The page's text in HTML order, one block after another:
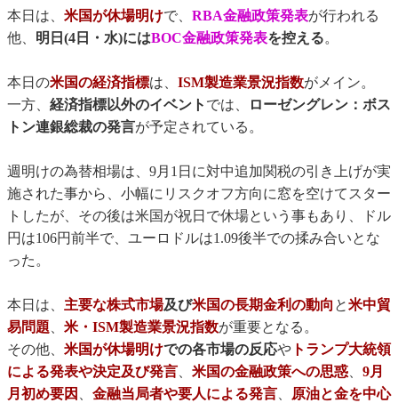
本日は、 米国が休場明けで、 RBA金融政策発表が行われる
他、 明日(4日・水)にはBOC金融政策発表を控える。
本日の米国の経済指標は、 ISM製造業景況指数がメイン。
一方、 経済指標以外のイベント では、
ローゼングレン：ボス
トン連銀総裁の発言が予定されている。
週明けの為替相場は、9月1日に対中追加関税の引き上げが実
施された事から、小幅にリスクオフ方向に窓を空けてスター
トしたが、その後は米国が祝日で休場という事もあり、ドル
円は106円前半で、ユーロドルは1.09後半での揉み合いとな
った。
本日は、 主要な株式市場及び米国の長期金利の動向 と米中貿
易問題、 米・ISM製造業景況指数が重要となる。
その他、 米国が休場明けでの各市場の反応や トランプ大統領
による発表や決定及び発言、 米国の金融政策への思惑、 9月
月初め要因 、 金融当局者や要人による発言、 原油と金を中心